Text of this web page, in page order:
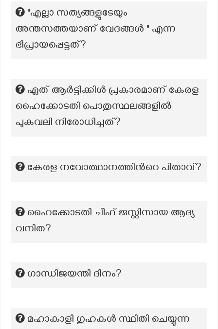
"എല്ലാ സത്യങ്ങളുടേയും
അന്തസത്തയാണ് വേദങ്ങൾ " എന്ന
ഭിപ്രായപ്പെട്ടത്?
ഏത് ആർട്ടിക്കിൾ പ്രകാരമാണ് കേരള
ഹൈക്കോടതി പൊതുസ്ഥലങ്ങളിൽ
പുകവലി നിരോധിച്ചത്?
കേരള നവോത്ഥാനത്തിന്‍റെ പിതാവ്?
ഹൈക്കോടതി ചീഫ് ജസ്റ്റിസായ ആദ്യ
വനിത?
ഗാന്ധിജയന്തി ദിനം?
മഹാകാളി ഗുഹകൾ സ്ഥിതി ചെയ്യുന്ന